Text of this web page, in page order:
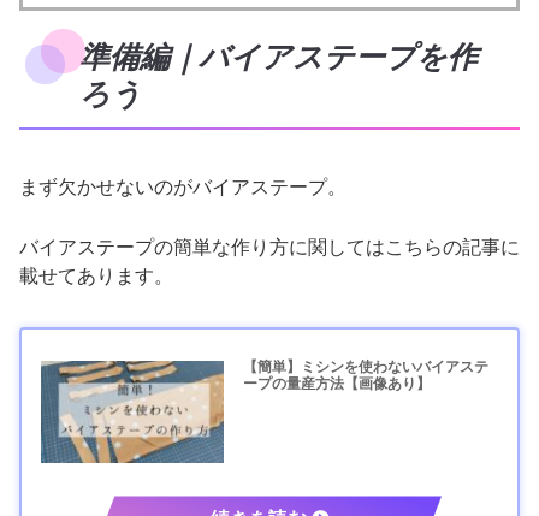
準備編｜バイアステープを作
ろう
まず欠かせないのがバイアステープ。
バイアステープの簡単な作り方に関してはこちらの記事に
載せてあります。
【簡単】ミシンを使わないバイアステ
ープの量産方法【画像あり】